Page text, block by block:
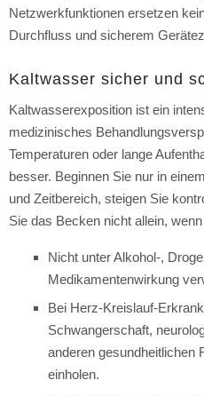
Netzwerkfunktionen ersetzen
Durchfluss und sicherem
Kaltwasser sicher und
Kaltwasserexposition ist ein
medizinisches
Temperaturen oder lange
besser. Beginnen Sie nur in
und Zeitbereich, steigen Sie
Sie das Becken nicht allein,
Nicht unter Alkohol-,
Medikamentenwirkung
Bei Herz-Kreislauf-
Schwangerschaft,
anderen gesundheitlichen
einholen.